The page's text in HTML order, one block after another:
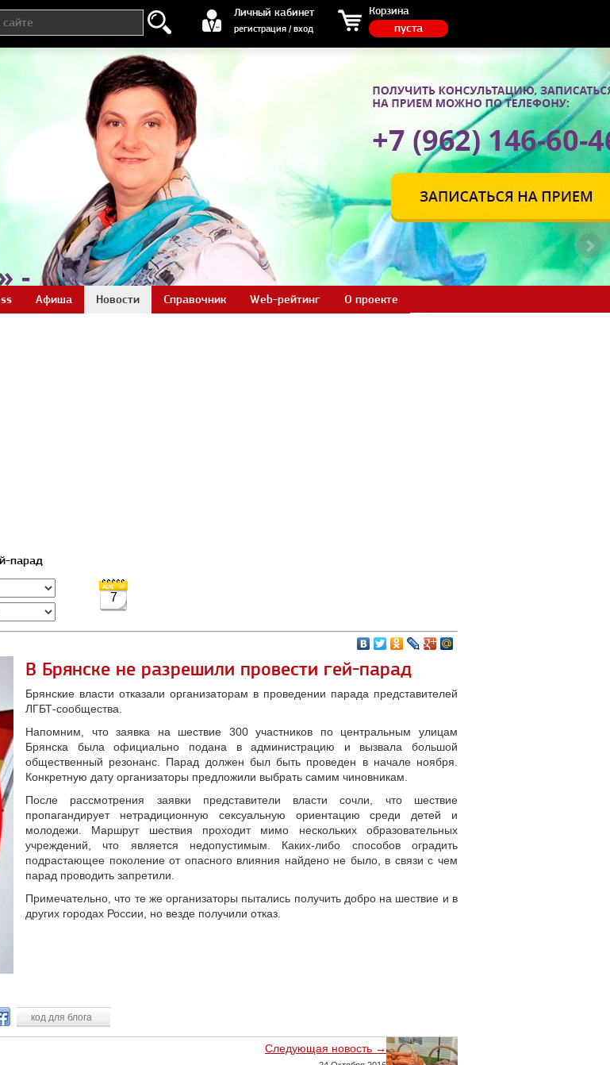
Личный кабинет
регистрация / вход
регистрация / вход Корзина
пуста
Афиша Новости Справочник Web-рейтинг О проекте
парад
7
В Брянске не разрешили провести гей-парад
Брянские власти отказали организаторам в проведении парада представителей
ЛГБТ-сообщества.
Напомним, что заявка на шествие 300 участников по центральным улицам
Брянска была официально подана в администрацию и вызвала большой
общественный резонанс. Парад должен был быть проведен в начале ноября.
Конкретную дату организаторы предложили выбрать самим чиновникам.
После рассмотрения заявки представители власти сочли, что шествие
пропагандирует нетрадиционную сексуальную ориентацию среди детей и
молодежи. Маршрут шествия проходит мимо нескольких образовательных
учреждений, что является недопустимым. Каких-либо способов оградить
подрастающее поколение от опасного влияния найдено не было, в связи с чем
парад проводить запретили.
Примечательно, что те же организаторы пытались получить добро на шествие и в
других городах России, но везде получили отказ.
код для блога
Следующая новость →